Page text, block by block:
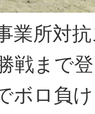
業所対
戦まで
ボロ負